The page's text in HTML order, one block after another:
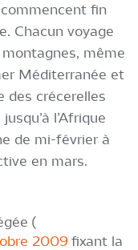
fin
Chacun voyage
même
Méditerranée et
des crécerelles
l’Afrique
de mi-février à
en mars.
(
2009 fixant la